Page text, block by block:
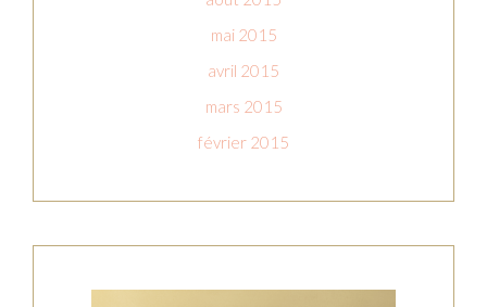
mai 2015
avril 2015
mars 2015
février 2015